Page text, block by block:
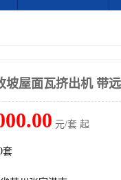
坡屋面瓦挤出机 带
元/套 起
套